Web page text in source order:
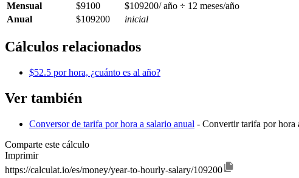
Mensual
$9100
$109200/ año ÷ 12 meses/año
Anual
$109200 inicial
Cálculos relacionados
$52.5 por hora, ¿cuánto es al año?
Ver también
Conversor de tarifa por hora a salario anual - Convertir tarifa por hora
Comparte este cálculo
Imprimir
https://calculat.io/es/money/year-to-hourly-salary/109200